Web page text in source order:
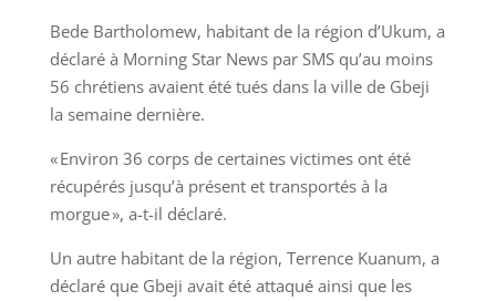
Bede Bartholomew, habitant de la région d’Ukum, a
déclaré à Morning Star News par SMS qu’au moins
56 chrétiens avaient été tués dans la ville de Gbeji
la semaine dernière.
« Environ 36 corps de certaines victimes ont été
récupérés jusqu’à présent et transportés à la
morgue », a-t-il déclaré.
Un autre habitant de la région, Terrence Kuanum, a
déclaré que Gbeji avait été attaqué ainsi que les